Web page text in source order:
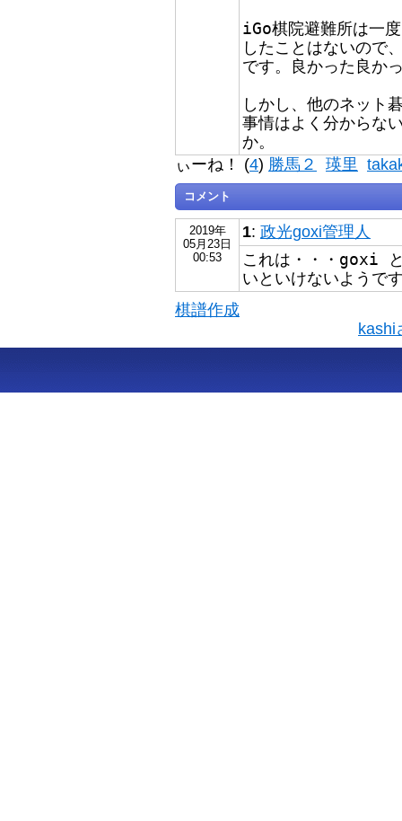
iGo棋院避難所は一
したことはないので
です。良かった良か
しかし、他のネット
事情はよく分からな
か。
ぃーね！ (4) 勝馬２ 瑛里
コメント
2019年
05月23日
00:53
1: 政光goxi管理人
これは・・・goxi
いといけないようで
棋譜作成
kashi